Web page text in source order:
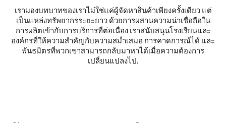
เรามองบทบาทของเราไม่ใช่แค่ผู้จัดหาสินค้าเพียงครั้งเดียว แต่
เป็นแหล่งทรัพยากรระยะยาว ด้วยการผสานความน่าเชื่อถือใน
การผลิตเข้ากับการบริการที่ต่อเนื่อง เราสนับสนุนโรงเรียนและ
องค์กรที่ให้ความสำคัญกับความสม่ำเสมอ การคาดการณ์ได้ และ
พันธมิตรที่พวกเขาสามารถกลับมาหาได้เมื่อความต้องการ
เปลี่ยนแปลงไป.